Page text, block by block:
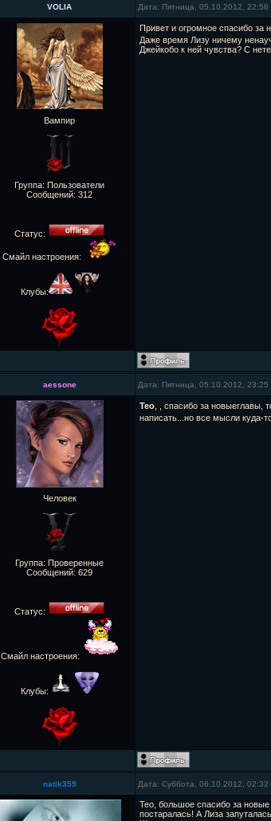
VOLIA Дата: Пятница, 05.10.2012,
Вампир
Группа: Пользователи
Сообщений: 312
Статус:
Смайл настроения:
Клубы:
Привет и огромное спасибо за
Даже время Лизу ничему
Джейкобо к ней чувства? С
aessone Дата: Пятница, 05.10.2012,
Человек
Группа: Проверенные
Сообщений: 629
Статус:
Смайл настроения:
Клубы:
Teo , , спасибо за новыеглавы,
написать...но все мысли куда-
natik359 Дата: Суббота, 06.10.2012,
Teo, большое спасибо за
постаралась! А Лиза